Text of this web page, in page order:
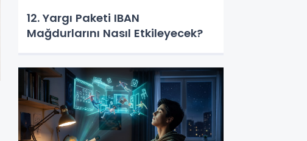
12. Yargı Paketi IBAN
Mağdurlarını Nasıl Etkileyecek?